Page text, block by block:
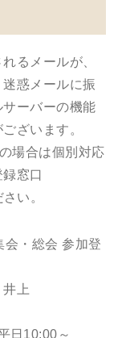
るメールが、
惑メールに振
ーバーの機能
ざいます。
場合は個別対応
窓口
い。
・総会 参加登
上
日10:00～